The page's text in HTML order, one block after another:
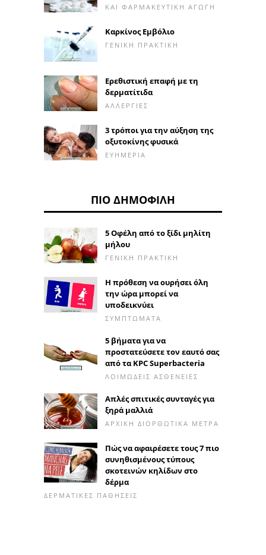
ΚΑΙ ΦΑΡΜΑΚΕΥΤΙΚΉ ΑΓΩΓΉ
Καρκίνος Εμβόλιο
ΓΕΝΙΚΉ ΠΡΑΚΤΙΚΉ
Ερεθιστική επαφή με τη
δερματίτιδα
ΑΛΛΕΡΓΊΕΣ
3 τρόποι για την αύξηση της
οξυτοκίνης φυσικά
ΕΥΗΜΕΡΊΑ
ΠΙΟ ΔΗΜΟΦΙΛΉ
5 Οφέλη από το ξίδι μηλίτη
μήλου
ΓΕΝΙΚΉ ΠΡΑΚΤΙΚΉ
Η πρόθεση να ουρήσει όλη
την ώρα μπορεί να
υποδεικνύει
ΣΥΜΠΤΏΜΑΤΑ
5 βήματα για να
προστατεύσετε τον εαυτό σας
από τα KPC Superbacteria
ΛΟΙΜΏΔΕΙΣ ΑΣΘΈΝΕΙΕΣ
Απλές σπιτικές συνταγές για
ξηρά μαλλιά
ΑΡΧΙΚΉ ΔΙΟΡΘΩΤΙΚΆ ΜΈΤΡΑ
Πώς να αφαιρέσετε τους 7 πιο
συνηθισμένους τύπους
σκοτεινών κηλίδων στο
δέρμα
ΔΕΡΜΑΤΙΚΈΣ ΠΑΘΉΣΕΙΣ